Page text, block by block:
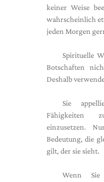
keiner Weise
wahrscheinlich
jeden Morgen
Spirituelle
Botschaften
Deshalb
Sie
Fähigkeiten
einzusetzen.
Bedeutung, die
gilt, der sie sieht.
Wenn